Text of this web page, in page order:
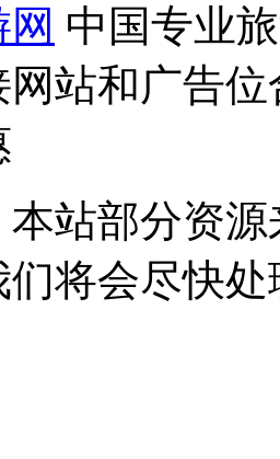
中国专业
网站和广告
站部分资
们将会尽快